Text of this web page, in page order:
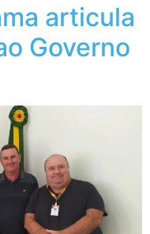
articula
Governo